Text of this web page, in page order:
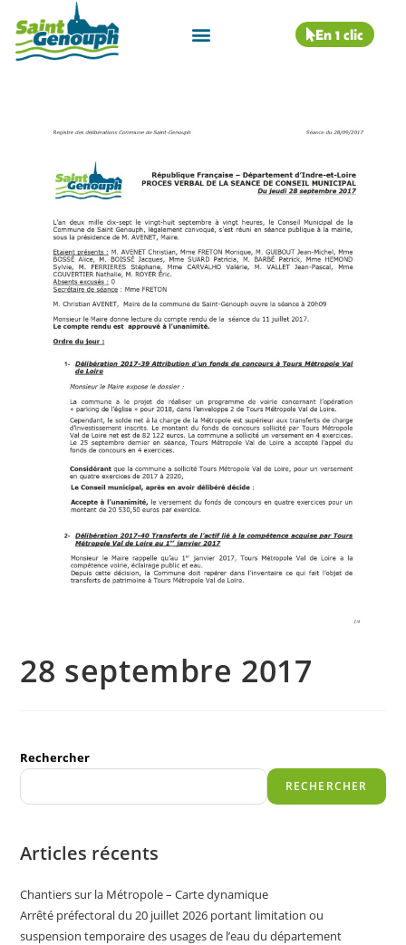
En 1 clic
28 septembre 2017
Rechercher
RECHERCHER
Articles récents
Chantiers sur la Métropole – Carte dynamique
Arrêté préfectoral du 20 juillet 2026 portant limitation ou
suspension temporaire des usages de l’eau du département